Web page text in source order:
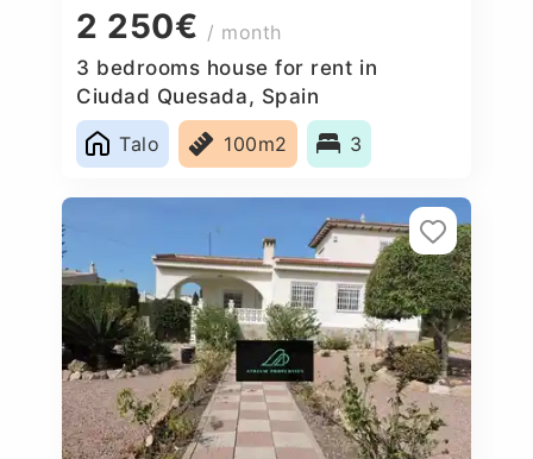
2 250€ / month
3 bedrooms house for rent in
Ciudad Quesada, Spain
Talo
100m2 3